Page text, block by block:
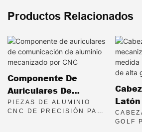
Productos Relacionados
Componente De
Auriculares De
Comunicación De
Aluminio Mecanizado
PIEZAS DE ALUMINIO
CNC DE PRECISIÓN PARA
CNC
GOLF